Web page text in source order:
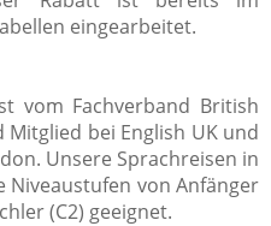
eingearbeitet.
vom Fachverband British
bei English UK und
Unsere Sprachreisen in
von Anfänger
(C2) geeignet.